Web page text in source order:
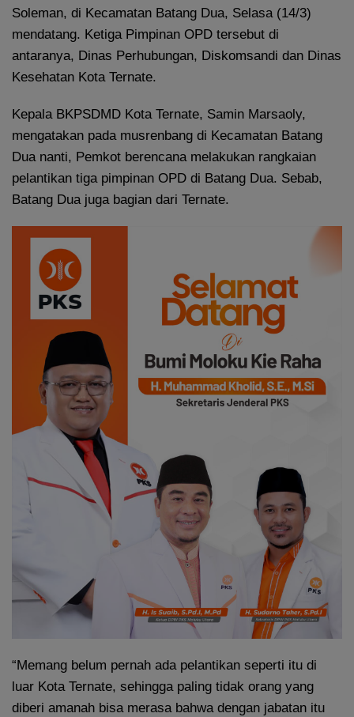
Soleman, di Kecamatan Batang Dua, Selasa (14/3)
mendatang. Ketiga Pimpinan OPD tersebut di
antaranya, Dinas Perhubungan, Diskomsandi dan Dinas
Kesehatan Kota Ternate.
Kepala BKPSDMD Kota Ternate, Samin Marsaoly,
mengatakan pada musrenbang di Kecamatan Batang
Dua nanti, Pemkot berencana melakukan rangkaian
pelantikan tiga pimpinan OPD di Batang Dua. Sebab,
Batang Dua juga bagian dari Ternate.
“Memang belum pernah ada pelantikan seperti itu di
luar Kota Ternate, sehingga paling tidak orang yang
diberi amanah bisa merasa bahwa dengan jabatan itu